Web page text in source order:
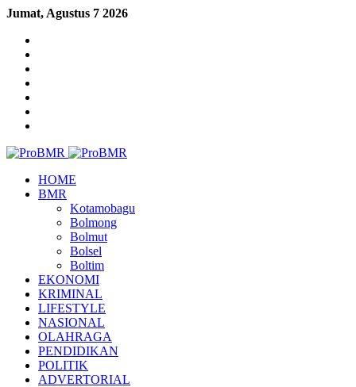
Jumat, Agustus 7 2026
Menu
HOME
BMR
Kotamobagu
Bolmong
Bolmut
Bolsel
Boltim
EKONOMI
KRIMINAL
LIFESTYLE
NASIONAL
OLAHRAGA
PENDIDIKAN
POLITIK
ADVERTORIAL